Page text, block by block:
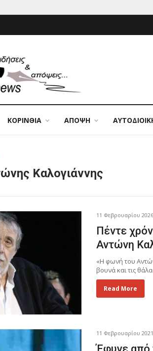
ΚΟΡΙΝΘΙΑ ΑΠΟΨΗ
Καλογιάννης
11 Φεβρουαρίου 2026
Πέντε
Αντώνη
«Η φωνή του
βουνά και τις
Read More
11 Φεβρουαρίου 2021